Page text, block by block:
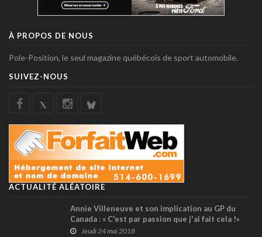
À PROPOS DE NOUS
Pole-Position, le seul magazine québécois de sport automobile.
SUIVEZ-NOUS
ACTUALITÉ ALÉATOIRE
Annie Villeneuve et son implication au GP du
Canada : « C'est par passion que j'ai fait cela !»
Jeudi 24 mai 2018